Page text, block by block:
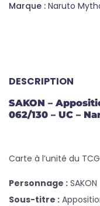
Marque : Naruto
DESCRIPTION
SAKON –
062/130 – UC –
Carte à l’unité du
Personnage : SAKON
Sous-titre :